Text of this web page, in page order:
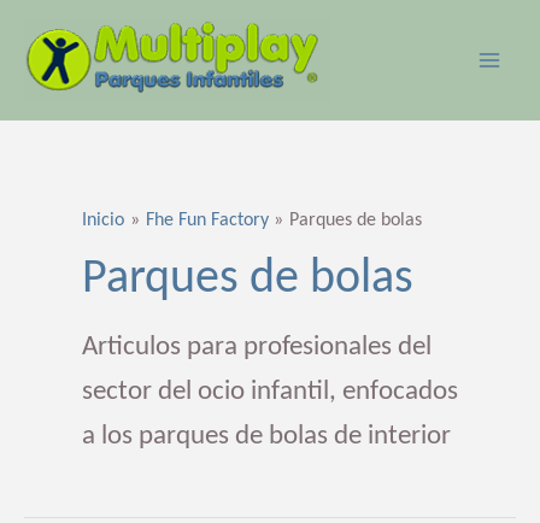
contenido
Inicio Fhe Fun Factory Parques de bolas
Parques de bolas
Articulos para profesionales del
sector del ocio infantil, enfocados
a los parques de bolas de interior